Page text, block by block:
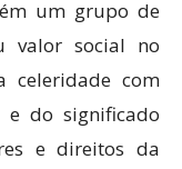
um grupo de
valor social no
celeridade com
e do significado
e direitos da